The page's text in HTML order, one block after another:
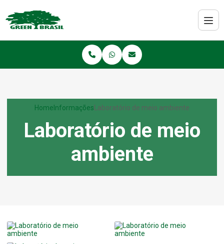
HomeInformaçõesLaboratório de meio ambiente
Laboratório de meio
ambiente